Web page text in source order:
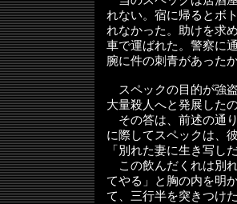
れない。宿に帰るとボ
れなかった。助けを求
車で運ばれた。警察に
腕に件の刺青があった
スペックの目的が強
大量殺人へと発展した
その答は、前述の通
に際してスペックは、
「別れた妻に生き写し
この飲んだくれは別
てやる」と胸の内を明
て、三行半を突きつけ